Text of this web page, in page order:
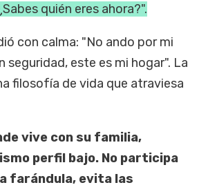
quién eres ahora?".
con calma: "No ando por mi
seguridad, este es mi hogar". La
filosofía de vida que atraviesa
vive con su familia,
perfil bajo. No participa
farándula, evita las